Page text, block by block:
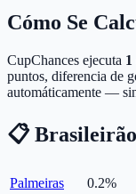
Cómo Se
CupChances ejecuta
puntos, diferencia de
automáticamente —
📋
Palmeiras 0.2%